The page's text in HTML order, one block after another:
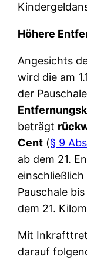
Höhere
Angesichts
wird die am
der
beträgt
Cent (§ 9
ab dem 21.
Pauschale
dem 21.
Mit
darauf